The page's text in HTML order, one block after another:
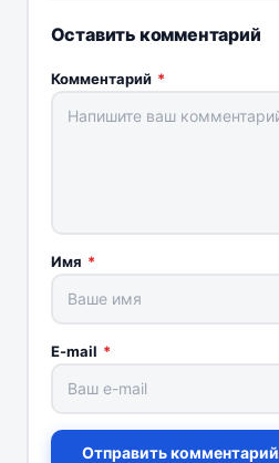
Оставить комментарий
Комментарий *
Имя *
E-mail *
Отправить комментарий